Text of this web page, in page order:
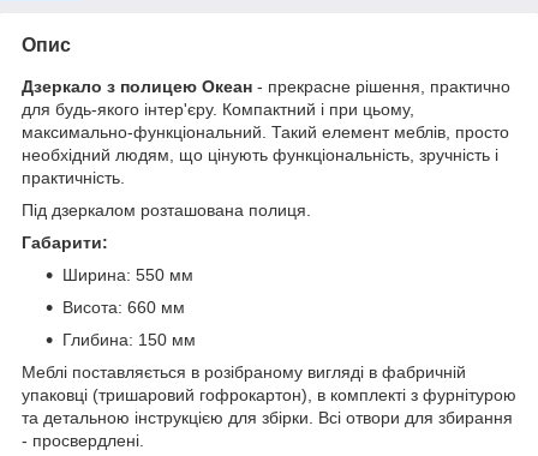
Опис
Дзеркало з полицею Океан - прекрасне рішення, практично
для будь-якого інтер'єру. Компактний і при цьому,
максимально-функціональний. Такий елемент меблів, просто
необхідний людям, що цінують функціональність, зручність і
практичність.
Під дзеркалом розташована полиця.
Габарити:
Ширина: 550 мм
Висота: 660 мм
Глибина: 150 мм
Меблі поставляється в розібраному вигляді в фабричній
упаковці (тришаровий гофрокартон), в комплекті з фурнітурою
та детальною інструкцією для збірки. Всі отвори для збирання
- просвердлені.